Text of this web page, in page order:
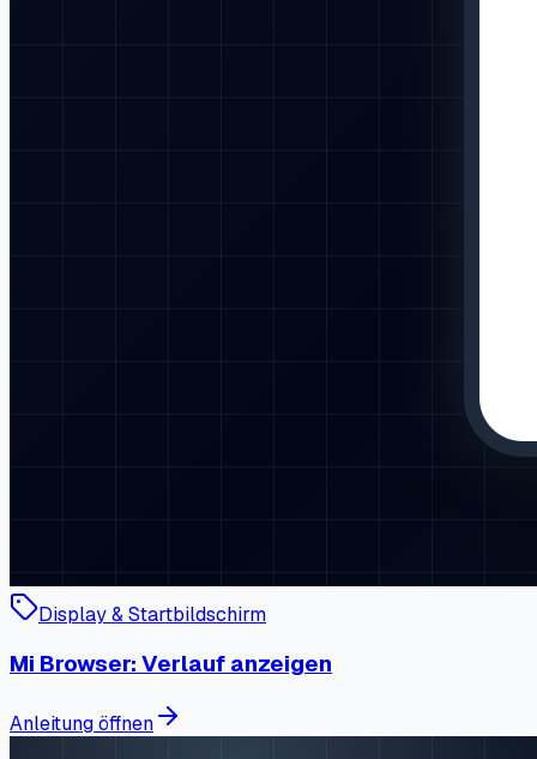
Display & Startbildschirm
Mi Browser: Verlauf anzeigen
Anleitung öffnen